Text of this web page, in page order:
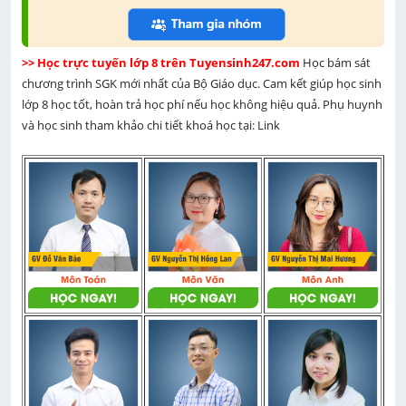
>> Học trực tuyến lớp 8 trên Tuyensinh247.com Học bám sát
chương trình SGK mới nhất của Bộ Giáo dục. Cam kết giúp học sinh
lớp 8 học tốt, hoàn trả học phí nếu học không hiệu quả. Phụ huynh
và học sinh tham khảo chi tiết khoá học tại: Link